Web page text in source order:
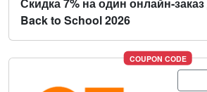
Back to School 2026
COUPON CODE